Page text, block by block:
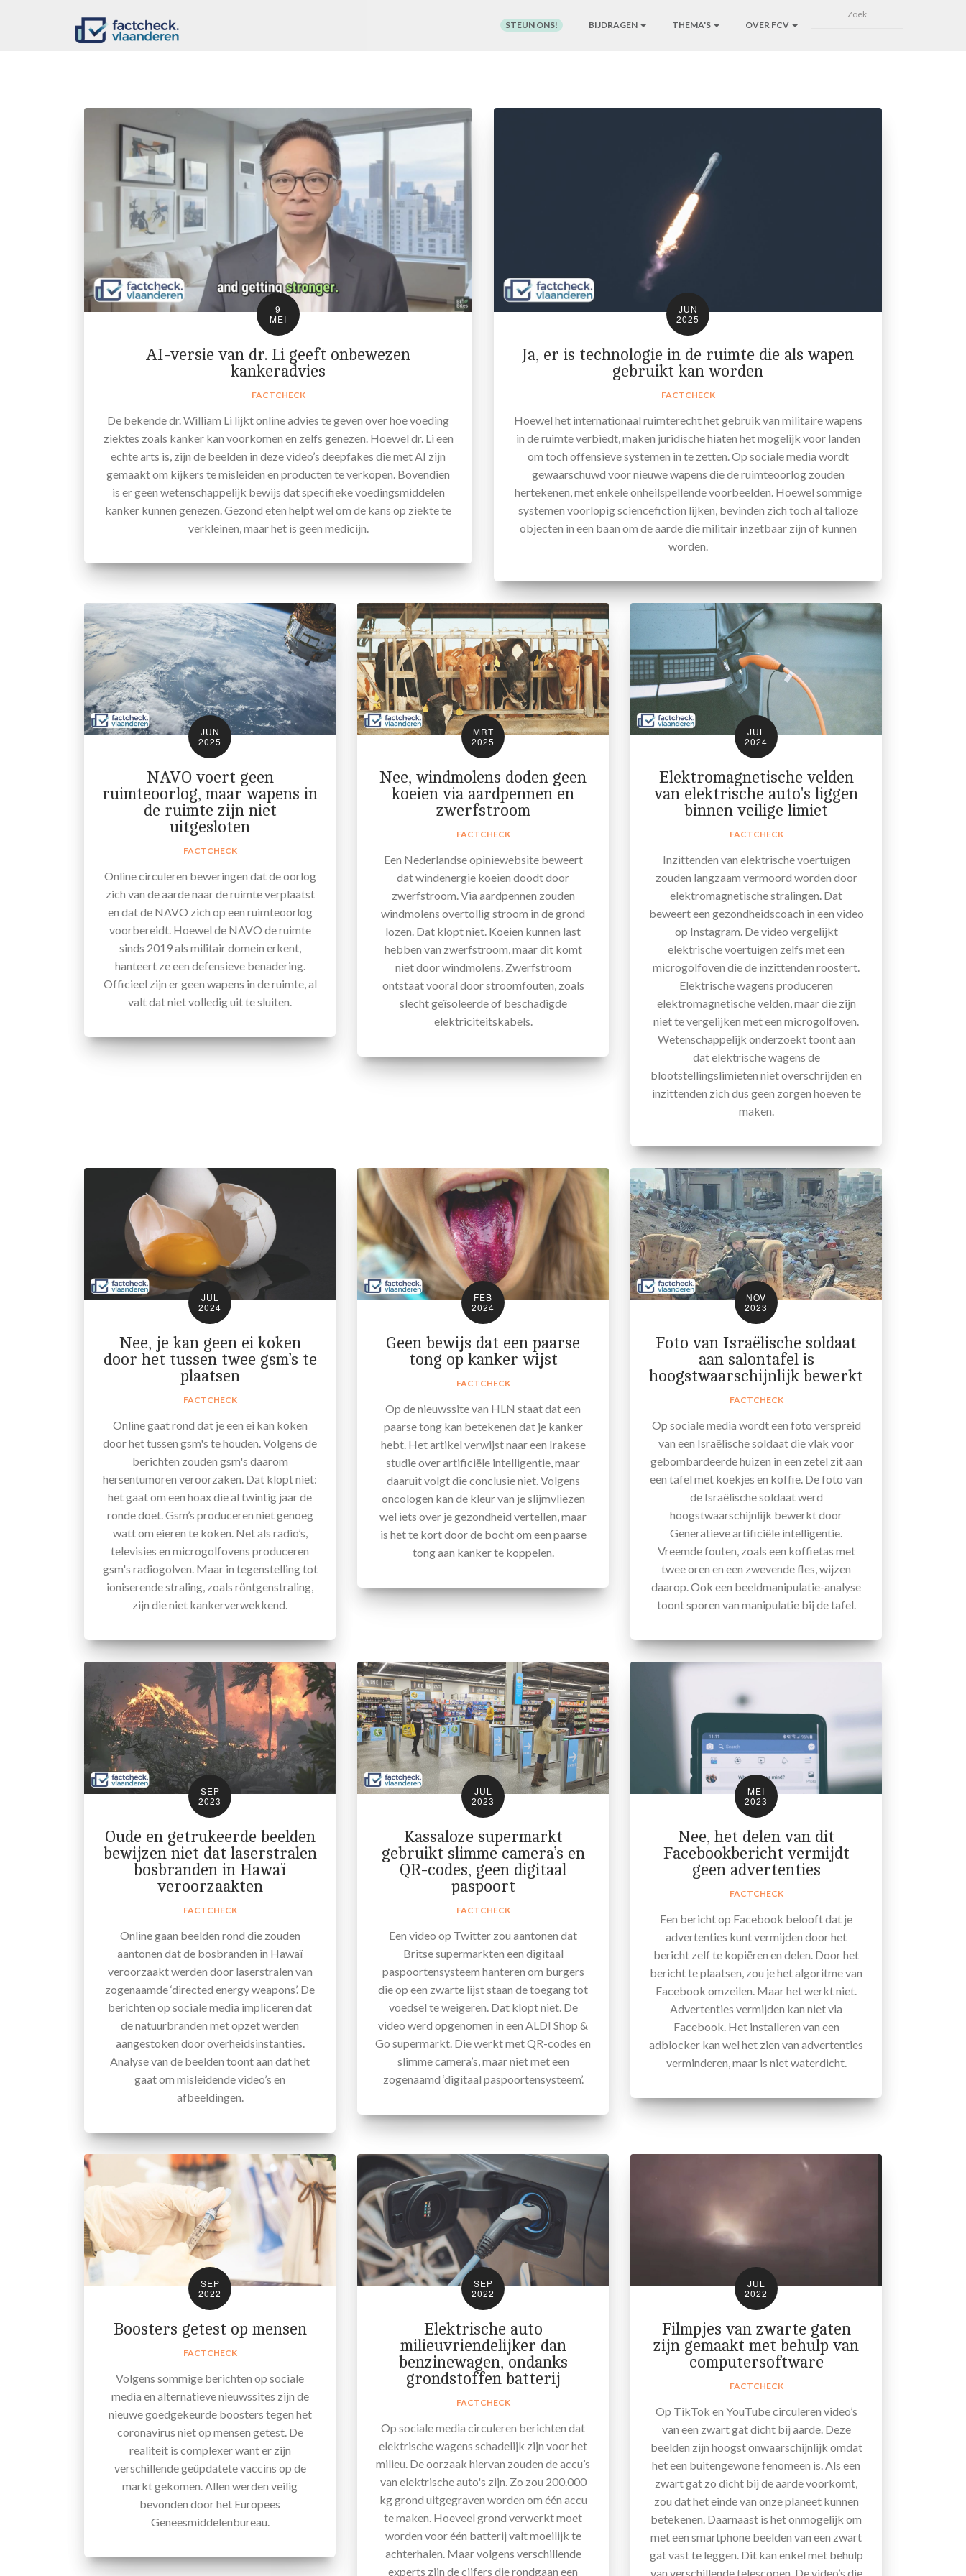
STEUN ONS! BIJDRAGEN THEMA'S OVER FCV
9
MEI
AI-versie van dr. Li geeft onbewezen
kankeradvies
FACTCHECK
De bekende dr. William Li lijkt online advies te geven over hoe voeding
ziektes zoals kanker kan voorkomen en zelfs genezen. Hoewel dr. Li een
echte arts is, zijn de beelden in deze video’s deepfakes die met AI zijn
gemaakt om kijkers te misleiden en producten te verkopen. Bovendien
is er geen wetenschappelijk bewijs dat specifieke voedingsmiddelen
kanker kunnen genezen. Gezond eten helpt wel om de kans op ziekte te
verkleinen, maar het is geen medicijn.
JUN
2025
Ja, er is technologie in de ruimte die als wapen
gebruikt kan worden
FACTCHECK
Hoewel het internationaal ruimterecht het gebruik van militaire wapens
in de ruimte verbiedt, maken juridische hiaten het mogelijk voor landen
om toch offensieve systemen in te zetten. Op sociale media wordt
gewaarschuwd voor nieuwe wapens die de ruimteoorlog zouden
hertekenen, met enkele onheilspellende voorbeelden. Hoewel sommige
systemen voorlopig sciencefiction lijken, bevinden zich toch al talloze
objecten in een baan om de aarde die militair inzetbaar zijn of kunnen
worden.
JUN
2025
NAVO voert geen
ruimteoorlog, maar wapens in
de ruimte zijn niet
uitgesloten
FACTCHECK
Online circuleren beweringen dat de oorlog
zich van de aarde naar de ruimte verplaatst
en dat de NAVO zich op een ruimteoorlog
voorbereidt. Hoewel de NAVO de ruimte
sinds 2019 als militair domein erkent,
hanteert ze een defensieve benadering.
Officieel zijn er geen wapens in de ruimte, al
valt dat niet volledig uit te sluiten.
MRT
2025
Nee, windmolens doden geen
koeien via aardpennen en
zwerfstroom
FACTCHECK
Een Nederlandse opiniewebsite beweert
dat windenergie koeien doodt door
zwerfstroom. Via aardpennen zouden
windmolens overtollig stroom in de grond
lozen. Dat klopt niet. Koeien kunnen last
hebben van zwerfstroom, maar dit komt
niet door windmolens. Zwerfstroom
ontstaat vooral door stroomfouten, zoals
slecht geïsoleerde of beschadigde
elektriciteitskabels.
JUL
2024
Elektromagnetische velden
van elektrische auto's liggen
binnen veilige limiet
FACTCHECK
Inzittenden van elektrische voertuigen
zouden langzaam vermoord worden door
elektromagnetische stralingen. Dat
beweert een gezondheidscoach in een video
op Instagram. De video vergelijkt
elektrische voertuigen zelfs met een
microgolfoven die de inzittenden roostert.
Elektrische wagens produceren
elektromagnetische velden, maar die zijn
niet te vergelijken met een microgolfoven.
Wetenschappelijk onderzoekt toont aan
dat elektrische wagens de
blootstellingslimieten niet overschrijden en
inzittenden zich dus geen zorgen hoeven te
maken.
JUL
2024
Nee, je kan geen ei koken
door het tussen twee gsm’s te
plaatsen
FACTCHECK
Online gaat rond dat je een ei kan koken
door het tussen gsm's te houden. Volgens de
berichten zouden gsm's daarom
hersentumoren veroorzaken. Dat klopt niet:
het gaat om een hoax die al twintig jaar de
ronde doet. Gsm’s produceren niet genoeg
watt om eieren te koken. Net als radio’s,
televisies en microgolfovens produceren
gsm's radiogolven. Maar in tegenstelling tot
ioniserende straling, zoals röntgenstraling,
zijn die niet kankerverwekkend.
FEB
2024
Geen bewijs dat een paarse
tong op kanker wijst
FACTCHECK
Op de nieuwssite van HLN staat dat een
paarse tong kan betekenen dat je kanker
hebt. Het artikel verwijst naar een Irakese
studie over artificiële intelligentie, maar
daaruit volgt die conclusie niet. Volgens
oncologen kan de kleur van je slijmvliezen
wel iets over je gezondheid vertellen, maar
is het te kort door de bocht om een paarse
tong aan kanker te koppelen.
NOV
2023
Foto van Israëlische soldaat
aan salontafel is
hoogstwaarschijnlijk bewerkt
FACTCHECK
Op sociale media wordt een foto verspreid
van een Israëlische soldaat die vlak voor
gebombardeerde huizen in een zetel zit aan
een tafel met koekjes en koffie. De foto van
de Israëlische soldaat werd
hoogstwaarschijnlijk bewerkt door
Generatieve artificiële intelligentie.
Vreemde fouten, zoals een koffietas met
twee oren en een zwevende fles, wijzen
daarop. Ook een beeldmanipulatie-analyse
toont sporen van manipulatie bij de tafel.
SEP
2023
Oude en getrukeerde beelden
bewijzen niet dat laserstralen
bosbranden in Hawaï
veroorzaakten
FACTCHECK
Online gaan beelden rond die zouden
aantonen dat de bosbranden in Hawaï
veroorzaakt werden door laserstralen van
zogenaamde ‘directed energy weapons’. De
berichten op sociale media impliceren dat
de natuurbranden met opzet werden
aangestoken door overheidsinstanties.
Analyse van de beelden toont aan dat het
gaat om misleidende video’s en
afbeeldingen.
JUL
2023
Kassaloze supermarkt
gebruikt slimme camera’s en
QR-codes, geen digitaal
paspoort
FACTCHECK
Een video op Twitter zou aantonen dat
Britse supermarkten een digitaal
paspoortensysteem hanteren om burgers
die op een zwarte lijst staan de toegang tot
voedsel te weigeren. Dat klopt niet. De
video werd opgenomen in een ALDI Shop &
Go supermarkt. Die werkt met QR-codes en
slimme camera’s, maar niet met een
zogenaamd ‘digitaal paspoortensysteem’.
MEI
2023
Nee, het delen van dit
Facebookbericht vermijdt
geen advertenties
FACTCHECK
Een bericht op Facebook belooft dat je
advertenties kunt vermijden door het
bericht zelf te kopiëren en delen. Door het
bericht te plaatsen, zou je het algoritme van
Facebook omzeilen. Maar het werkt niet.
Advertenties vermijden kan niet via
Facebook. Het installeren van een
adblocker kan wel het zien van advertenties
verminderen, maar is niet waterdicht.
SEP
2022
Boosters getest op mensen
FACTCHECK
Volgens sommige berichten op sociale
media en alternatieve nieuwssites zijn de
nieuwe goedgekeurde boosters tegen het
coronavirus niet op mensen getest. De
realiteit is complexer want er zijn
verschillende geüpdatete vaccins op de
markt gekomen. Allen werden veilig
bevonden door het Europees
Geneesmiddelenbureau.
SEP
2022
Elektrische auto
milieuvriendelijker dan
benzinewagen, ondanks
grondstoffen batterij
FACTCHECK
Op sociale media circuleren berichten dat
elektrische wagens schadelijk zijn voor het
milieu. De oorzaak hiervan zouden de accu’s
van elektrische auto's zijn. Zo zou 200.000
kg grond uitgegraven worden om één accu
te maken. Hoeveel grond verwerkt moet
worden voor één batterij valt moeilijk te
achterhalen. Maar volgens verschillende
experts zijn de cijfers die rondgaan een
JUL
2022
Filmpjes van zwarte gaten
zijn gemaakt met behulp van
computersoftware
FACTCHECK
Op TikTok en YouTube circuleren video’s
van een zwart gat dicht bij aarde. Deze
beelden zijn hoogst onwaarschijnlijk omdat
het een buitengewone fenomeen is. Als een
zwart gat zo dicht bij de aarde voorkomt,
zou dat het einde van onze planeet kunnen
betekenen. Daarnaast is het onmogelijk om
met een smartphone beelden van een zwart
gat vast te leggen. Dit kan enkel met behulp
van verschillende telescopen. De video’s die